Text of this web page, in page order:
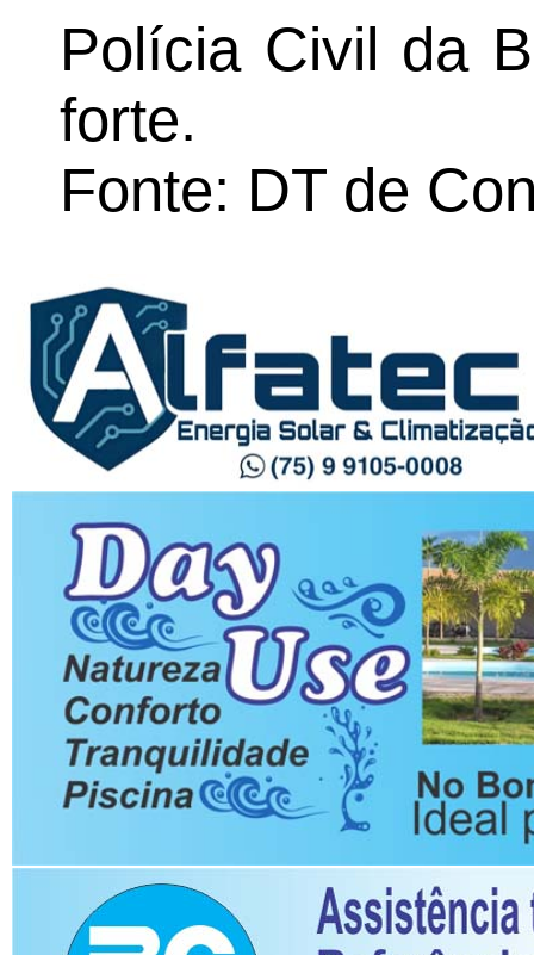
Polícia Civil da
forte.
Fonte: DT de